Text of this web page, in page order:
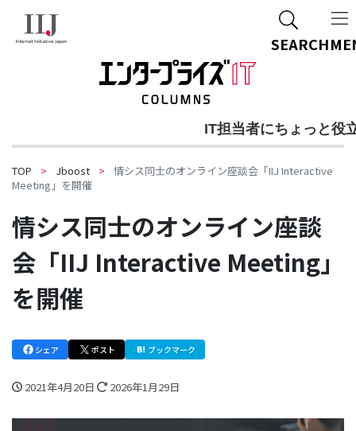
IT担当者にちょっと役
SEARCH
TOP Jboost
情シス同士のオンライン座談会「IIJ Interactive
Meeting」を開催
情シス同士のオンライン座談
会「IIJ Interactive Meeting」
を開催
シェア ポスト ブックマーク
2021年4月20日 2026年1月29日
ご質問・ご相談